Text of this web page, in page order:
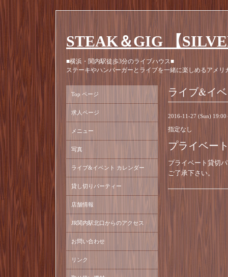
STEAK＆GIG 【
■横浜・関内駅徒歩3分のライブハウス■
ステーキやハンバーガーとライブを一緒に楽しめるアメリ
ライブ&イ
2016-11-27 (Sun) 19:00
指定なし
プライベー
プライベート貸切
ご了承下さい。
Top ページ
求人ページ
メニュー
写真
ライブ&イベント カレンダー
貸し切りパーティー
店舗情報
JR関内駅北口からのアクセス
お問い合わせ
リンク